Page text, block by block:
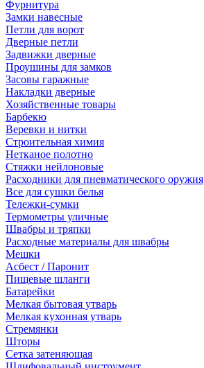
Фурнитура
Замки навесные
Петли для ворот
Дверные петли
Задвижки дверные
Проушины для замков
Засовы гаражные
Накладки дверные
Хозяйственные товары
Барбекю
Веревки и нитки
Строительная химия
Нетканое полотно
Стяжки нейлоновые
Расходники для пневматического оружия
Все для сушки белья
Тележки-сумки
Термометры уличные
Швабры и тряпки
Расходные материалы для швабры
Мешки
Асбест / Паронит
Пищевые шланги
Батарейки
Мелкая бытовая утварь
Мелкая кухонная утварь
Стремянки
Шторы
Сетка затеняющая